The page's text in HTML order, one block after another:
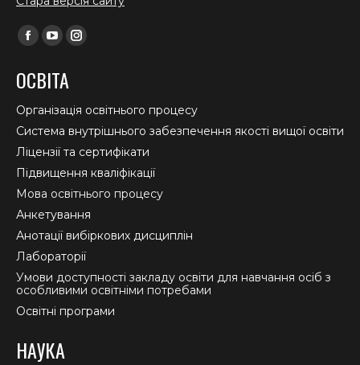
Find us on:
Facebook
opens
in
new
window
YouTube
opens
in
new
window
Instagram
in
new
window
ОСВІТА
Організація освітнього процесу
Система внутрішнього забезпечення якості вищої освіти
Ліцензії та сертифікати
Підвищення кваліфікації
Мова освітнього процесу
Анкетування
Анотації вибіркових дисциплін
Лабораторії
Умови доступності закладу освіти для навчання осіб з
особливими освітніми потребами
Освітні програми
НАУКА